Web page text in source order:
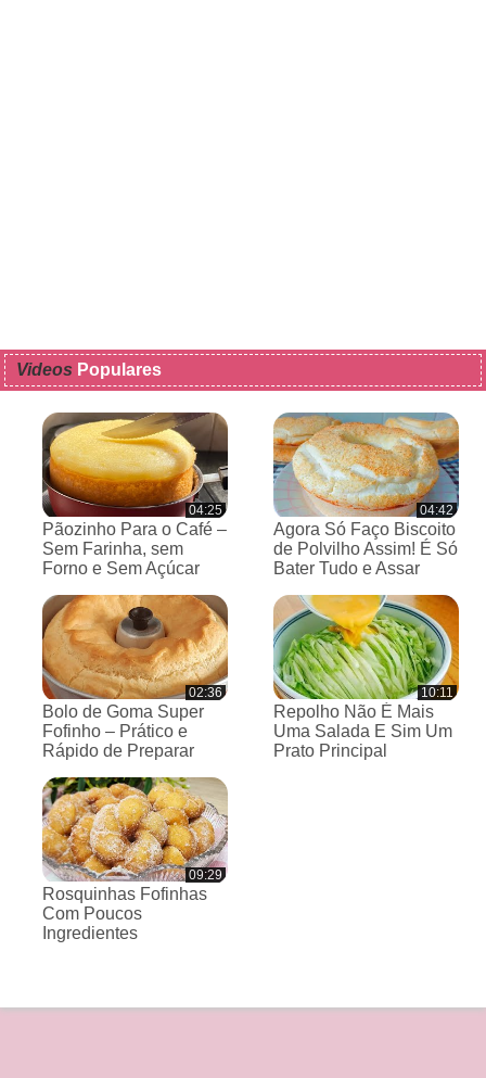
Videos Populares
04:25
Pãozinho Para o Café –
Sem Farinha, sem
Forno e Sem Açúcar
04:42
Agora Só Faço Biscoito
de Polvilho Assim! É Só
Bater Tudo e Assar
02:36
Bolo de Goma Super
Fofinho – Prático e
Rápido de Preparar
10:11
Repolho Não É Mais
Uma Salada E Sim Um
Prato Principal
09:29
Rosquinhas Fofinhas
Com Poucos
Ingredientes